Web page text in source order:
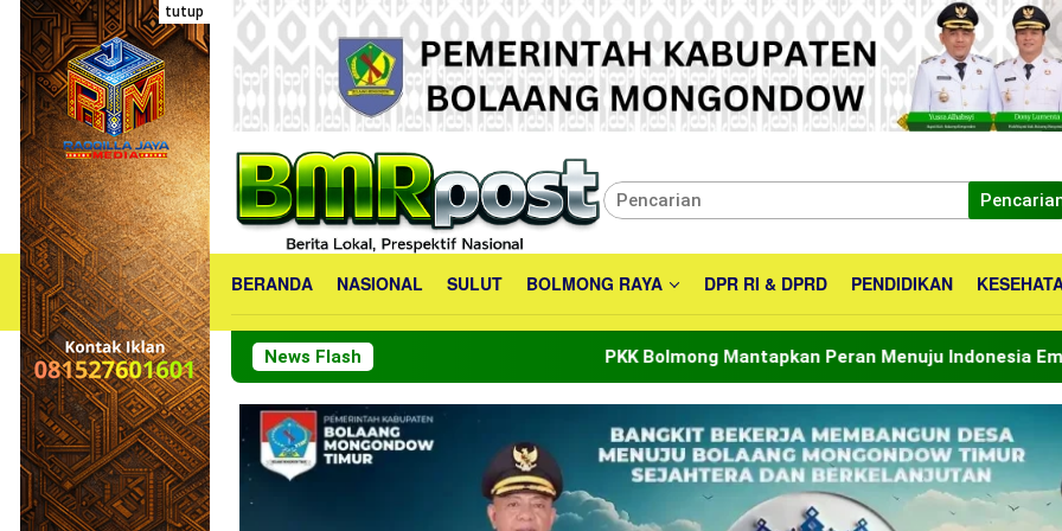
Loncat
konten
tutup
BERANDA NASIONAL SULUT BOLMONG RAYA DPR RI & DPRD PENDIDIKAN
News Flash PKK Bolmong Mantapkan Peran Menuju Indonesia Emas 2045